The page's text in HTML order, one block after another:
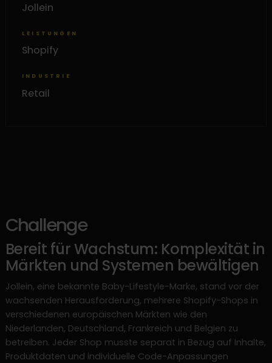
Jollein
LEISTUNGEN
Shopify
INDUSTRIE
Retail
Challenge
Bereit für Wachstum: Komplexität in
Märkten und Systemen bewältigen
Jollein, eine bekannte Baby-Lifestyle-Marke, stand vor der
wachsenden Herausforderung, mehrere Shopify-Shops in
verschiedenen europäischen Märkten wie den
Niederlanden, Deutschland, Frankreich und Belgien zu
betreiben. Jeder Shop musste separat in Bezug auf Inhalte,
Produktdaten und individuelle Code-Anpassungen